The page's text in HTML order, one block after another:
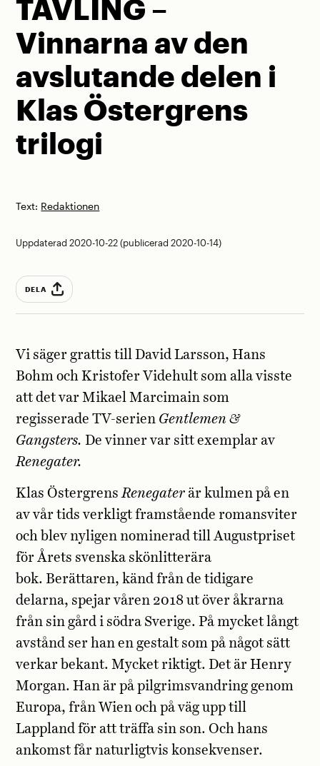
TÄVLING –
Vinnarna av den
avslutande delen i
Klas Östergrens
trilogi
Text: Redaktionen
Uppdaterad 2020-10-22 (publicerad 2020-10-14)
DELA
Vi säger grattis till David Larsson, Hans
Bohm och Kristofer Videhult som alla visste
att det var Mikael Marcimain som
regisserade TV-serien Gentlemen &
Gangsters.De vinner var sitt exemplar av
Renegater.
Klas Östergrens Renegater är kulmen på en
av vår tids verkligt framstående romansviter
och blev nyligen nominerad till Augustpriset
för Årets svenska skönlitterära
bok. Berättaren, känd från de tidigare
delarna, spejar våren 2018 ut över åkrarna
från sin gård i södra Sverige. På mycket långt
avstånd ser han en gestalt som på något sätt
verkar bekant. Mycket riktigt. Det är Henry
Morgan. Han är på pilgrimsvandring genom
Europa, från Wien och på väg upp till
Lappland för att träffa sin son. Och hans
ankomst får naturligtvis konsekvenser.